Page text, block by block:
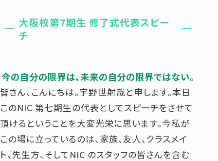
大阪校第7期生 修了式代表スピー
チ
今の自分の限界は、未来の自分の限界ではない。
皆さん、こんにちは。宇野世射哉と申します。本日
このNIC 第七期生の代表としてスピーチをさせて
頂けるということを大変光栄に思います。今私が
この場に立っているのは、家族、友人、クラスメイ
ト、先生方、そしてNIC のスタッフの皆さんを含む